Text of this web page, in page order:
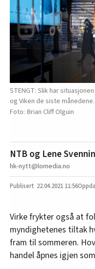
STENGT: Slik har
og Viken de siste månedene.
Brian Cliff Olguin
NTB og Lene
hk-nytt@lomedia.no
22.04.2021 11:56
Virke frykter også at
myndighetenes tiltak
fram til sommeren.
handel åpnes igjen